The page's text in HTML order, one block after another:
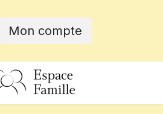
Mon compte